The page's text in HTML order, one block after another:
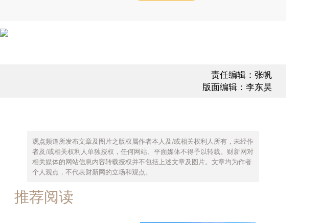
责任编辑：张帆
版面编辑：李东昊
观点频道所发布文章及图片之版权属作者本人及/或相关权利人所有，未经作
者及/或相关权利人单独授权，任何网站、平面媒体不得予以转载。财新网对
相关媒体的网站信息内容转载授权并不包括上述文章及图片。文章均为作者
个人观点，不代表财新网的立场和观点。
推荐阅读